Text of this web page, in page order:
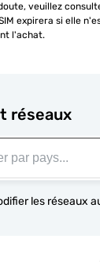
veuillez
expirera si elle
l'achat.
réseaux
les réseaux